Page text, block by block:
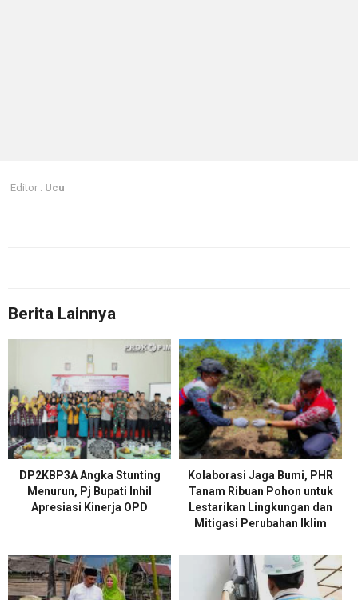
Editor : Ucu
Berita Lainnya
DP2KBP3A Angka Stunting
Menurun, Pj Bupati Inhil
Apresiasi Kinerja OPD
Kolaborasi Jaga Bumi, PHR
Tanam Ribuan Pohon untuk
Lestarikan Lingkungan dan
Mitigasi Perubahan Iklim